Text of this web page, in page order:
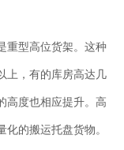
重型高位货架。这种
上，有的库房高达几
高度也相应提升。高
的搬运托盘货物。